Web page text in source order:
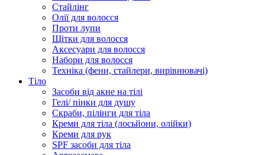
Стайлінг
Олії для волосся
Проти лупи
Щітки для волосся
Аксесуари для волосся
Набори для волосся
Техніка (фени, стайлери, вирівнювачі)
Тіло
Засоби від акне на тілі
Гелі/ пінки для душу
Скраби, пілінги для тіла
Креми для тіла (лосьйони, олійки)
Креми для рук
SPF засоби для тіла